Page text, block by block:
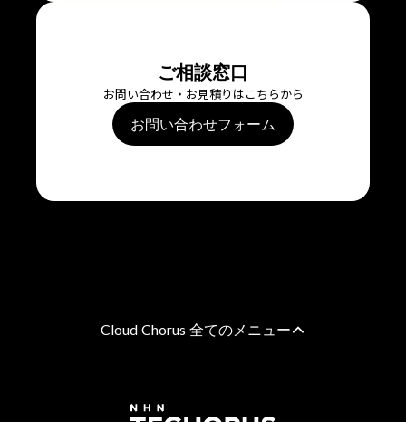
ご相談窓口
お問い合わせ・お見積りはこちらから
お問い合わせフォーム
Cloud Chorus 全てのメニュー
AWS請求代行サービス